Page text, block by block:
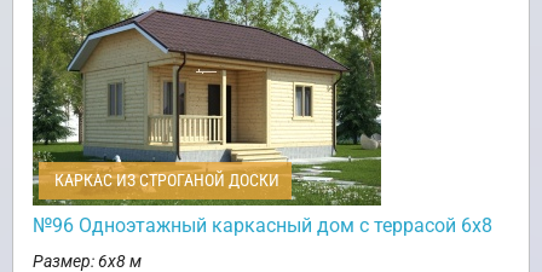
КАРКАС ИЗ СТРОГАНОЙ ДОСКИ
№96 Одноэтажный каркасный дом с террасой 6х8
Размер: 6х8 м